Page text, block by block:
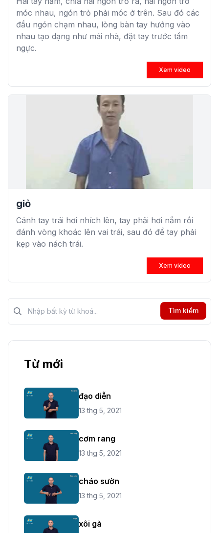
móc nhau, ngón trỏ phải móc ở trên. Sau đó các
đầu ngón chạm nhau, lòng bàn tay hướng vào
nhau tạo dạng như mái nhà, đặt tay trước tầm
ngực.
Xem video
giỏ
Cánh tay trái hơi nhích lên, tay phải hơi nắm rồi
đánh vòng khoác lên vai trái, sau đó để tay phải
kẹp vào nách trái.
Xem video
Tìm kiếm?>
Tìm kiếm
Từ mới
đạo diễn
13 thg 5, 2021
cơm rang
13 thg 5, 2021
cháo sườn
13 thg 5, 2021
xôi gà